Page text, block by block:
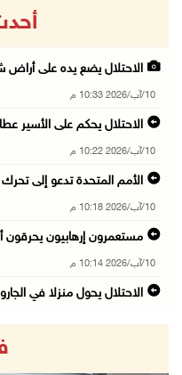
الاحتلال يضع يده على أراض
10/آب/2026 10:33 م
الاحتلال يحكم على الأسير
10/آب/2026 10:22 م
الأمم المتحدة تدعو إلى
10/آب/2026 10:18 م
مستعمرون إرهابيون يحرقون
10/آب/2026 10:14 م
الاحتلال يحول منزلا في
الاحتلال يقتحم قرية تل